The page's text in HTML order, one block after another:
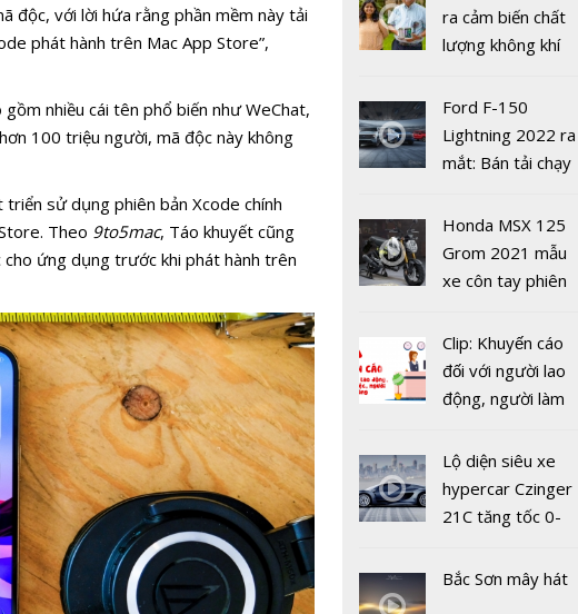
độc, với lời hứa rằng phần mềm này tải
phát hành trên Mac App Store”,
nhiều cái tên phổ biến như WeChat,
100 triệu người, mã độc này không
triển sử dụng phiên bản Xcode chính
Theo 9to5mac, Táo khuyết cũng
ứng dụng trước khi phát hành trên
thông tin - 'Lỗ
hổng lớn' trên
không gian mạng
Việt
Các giao thức cho
tử an toàn
ra cảm biến chất
lượng không khí
19
Ford F-150
Lightning 2022 ra
mắt: Bán tải chạy
chưa đến 40 nghìn
USD
Honda MSX 125
Grom 2021 mẫu
xe côn tay phiên
Clip: Khuyến cáo
đối với người lao
động, người làm
hàng tại khu dịch
vụ trong dịch
Covid-19
Lộ diện siêu xe
hypercar Czinger
21C tăng tốc 0-
2 giây
Bắc Sơn mây hát